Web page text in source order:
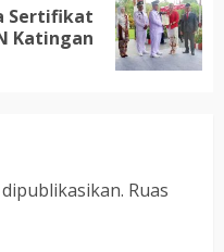
Sertifikat
Katingan
Ruas